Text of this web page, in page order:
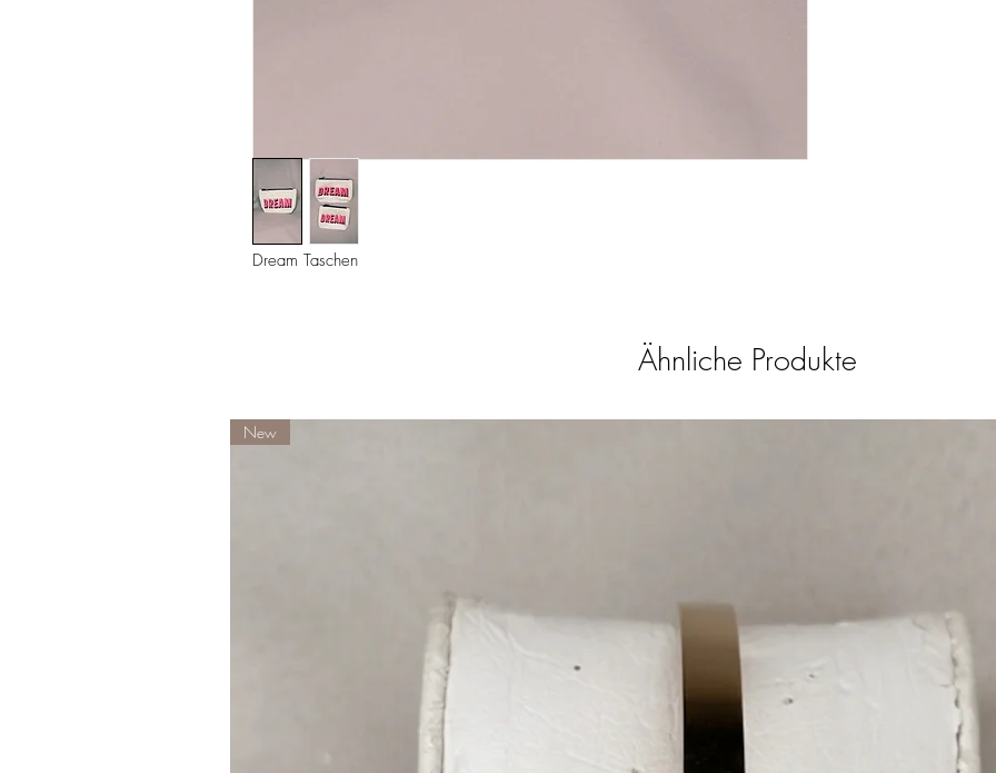
Dream Taschen
Ähnliche Produkte
New